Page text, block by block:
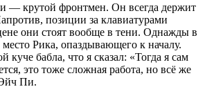
— крутой фронтмен. Он всегда держит
позиции за клавиатурами
они стоят вообще в тени. Однажды в
Рика, опаздывающего к началу.
куче бабла, что я сказал: «Тогда я сам
это тоже сложная работа, но всё же
Пи.